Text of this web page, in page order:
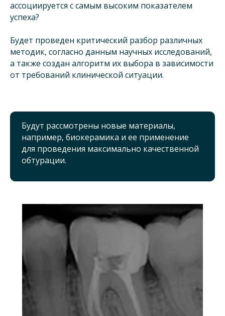
ассоциируется с самым высоким показателем
успеха?
Будет проведен критический разбор различных
методик, согласно данным научных исследований,
а также создан алгоритм их выбора в зависимости
от требований клинической ситуации.
Будут рассмотрены новые материалы,
например, биокерамика и ее применение
для проведения максимально качественной
обтурации.